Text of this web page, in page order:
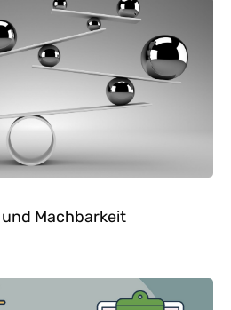
Machbarkeit